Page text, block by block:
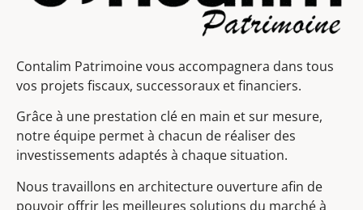
Contalim Patrimoine vous accompagnera dans tous
vos projets fiscaux, successoraux et financiers.
Grâce à une prestation clé en main et sur mesure,
notre équipe permet à chacun de réaliser des
investissements adaptés à chaque situation.
Nous travaillons en architecture ouverture afin de
pouvoir offrir les meilleures solutions du marché à